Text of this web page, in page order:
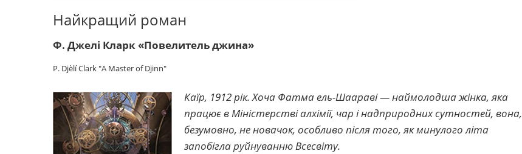
Найкращий роман
Ф. Джелі Кларк «Повелитель джина»
P. Djèlí Clark "A Master of Djinn"
Каїр, 1912 рік. Хоча Фатма ель-Шаараві — наймолодша жінка, яка
працює в Міністерстві алхімії, чар і надприродних сутностей, вона,
безумовно, не новачок, особливо після того, як минулого літа
запобігла руйнуванню Всесвіту.